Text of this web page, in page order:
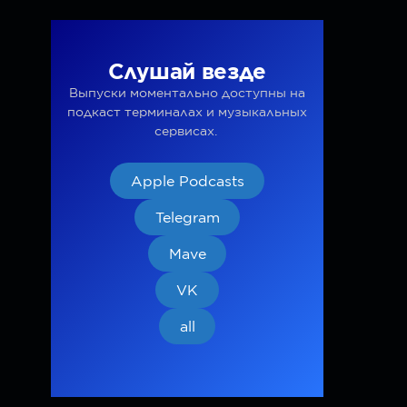
Слушай везде
Выпуски моментально доступны на
подкаст терминалах и музыкальных
сервисах.
Apple Podcasts
Telegram
Mave
VK
all